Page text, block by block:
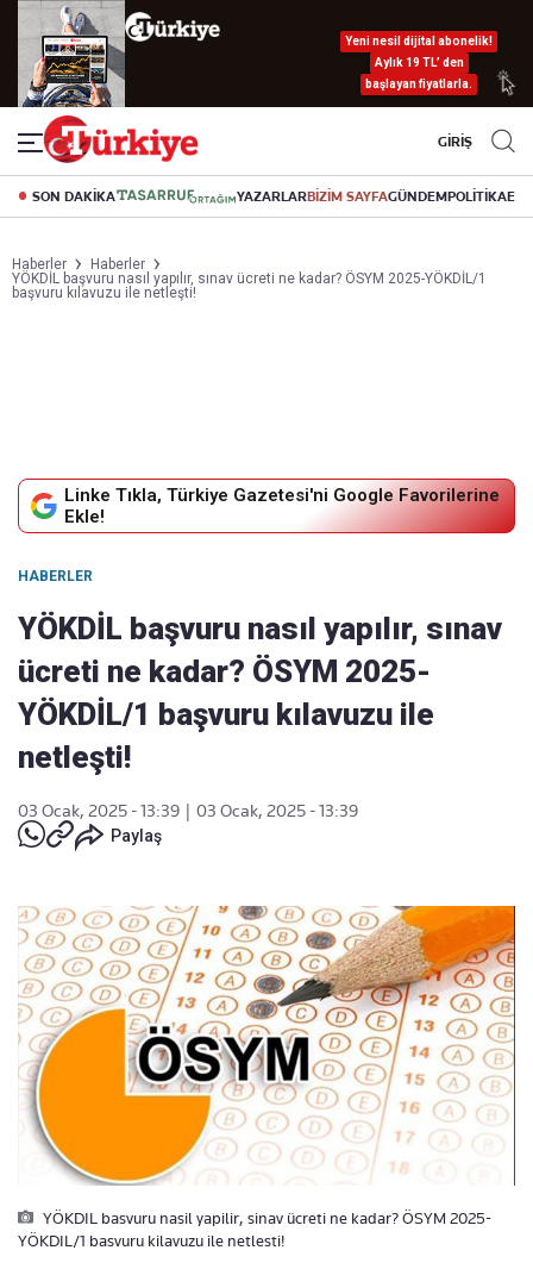
Yeni nesil dijital abonelik!
Aylık 19 TL’ den
başlayan fiyatlarla.
GİRİŞ
SON DAKİKA YAZARLARBİZİM SAYFAGÜNDEMPOLİTİKA
Haberler
Haberler
YÖKDİL başvuru nasıl yapılır, sınav ücreti ne kadar? ÖSYM 2025-YÖKDİL/1
başvuru kılavuzu ile netleşti!
Linke Tıkla, Türkiye Gazetesi'ni Google Favorilerine
Ekle!
HABERLER
YÖKDİL başvuru nasıl yapılır, sınav
ücreti ne kadar? ÖSYM 2025-
YÖKDİL/1 başvuru kılavuzu ile
netleşti!
03 Ocak, 2025 - 13:39
03 Ocak, 2025 - 13:39
Paylaş
YÖKDIL basvuru nasil yapilir, sinav ücreti ne kadar? ÖSYM 2025-
YÖKDIL/1 basvuru kilavuzu ile netlesti!